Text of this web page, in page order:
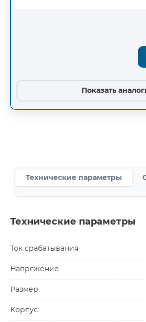
Показать
Технические параметры
Технические параметры
Ток срабатывания
Напряжение
Размер
Корпус